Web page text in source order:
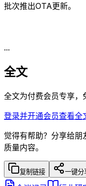
批次推出OTA更新。
...
全文
全文为付费会员专享，
登录并开通会员查看全
觉得有帮助？分享给
质量内容。
复制链接 一键分